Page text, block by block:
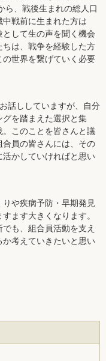
ら、戦後生まれの総人口
戦前に生まれた方は
して生の声を聞く機会
は、戦争を経験した方
世界を繋げていく必要
話ししていますが、自分
を踏まえた選択と集
このことを皆さんと議
員の皆さんには、その
かしていければと思い
や疾病予防・早期発見
ます大きくなります。
も、組合員活動を支え
考えていきたいと思い